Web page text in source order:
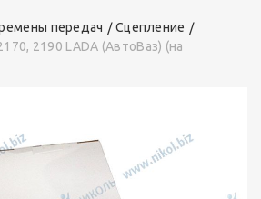
передач
Сцепление
2190 LADA (АвтоВаз) (на